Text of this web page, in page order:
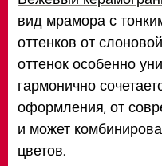
вид мрамора с
оттенков от
оттенок особенно
гармонично
оформления, от
и может
цветов.